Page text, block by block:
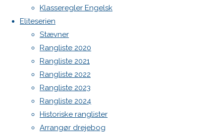
Klasseregler Engelsk
Eliteserien
Stævner
Rangliste 2020
Rangliste 2021
Rangliste 2022
Rangliste 2023
Rangliste 2024
Historiske ranglister
Arrangør drejebog
Bryghus
Previous
image
Next
image
Skriv
WordPress.org